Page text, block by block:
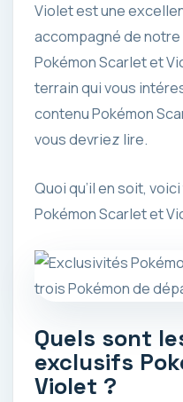
Violet est une
accompagné de
Pokémon Scarlet et
terrain qui vous
contenu Pokémon
vous devriez lire.
Quoi qu’il en soit,
Pokémon Scarlet et
Quels sont
exclusifs
Violet ?